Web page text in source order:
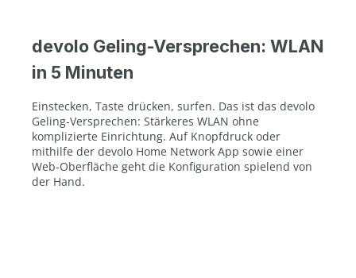
devolo Geling-Versprechen: WLAN
in 5 Minuten
Einstecken, Taste drücken, surfen. Das ist das devolo
Geling-Versprechen: Stärkeres WLAN ohne
komplizierte Einrichtung. Auf Knopfdruck oder
mithilfe der devolo Home Network App sowie einer
Web-Oberfläche geht die Konfiguration spielend von
der Hand.